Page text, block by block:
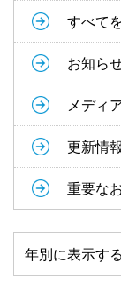
すべて
お知ら
メディ
更新情報
重要な
年別に表示する